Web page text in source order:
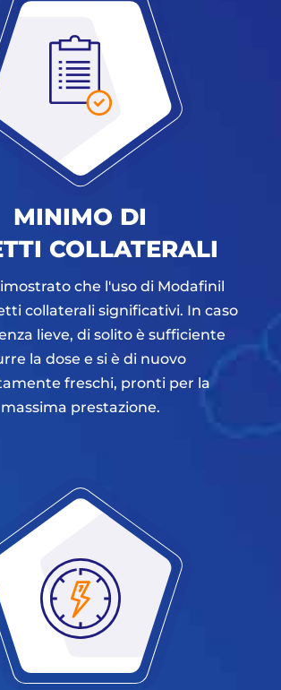
MINIMO DI
COLLATERALI
che l'uso di Modafinil
collaterali significativi. In caso
lieve, di solito è sufficiente
la dose e si è di nuovo
freschi, pronti per la
massima prestazione.